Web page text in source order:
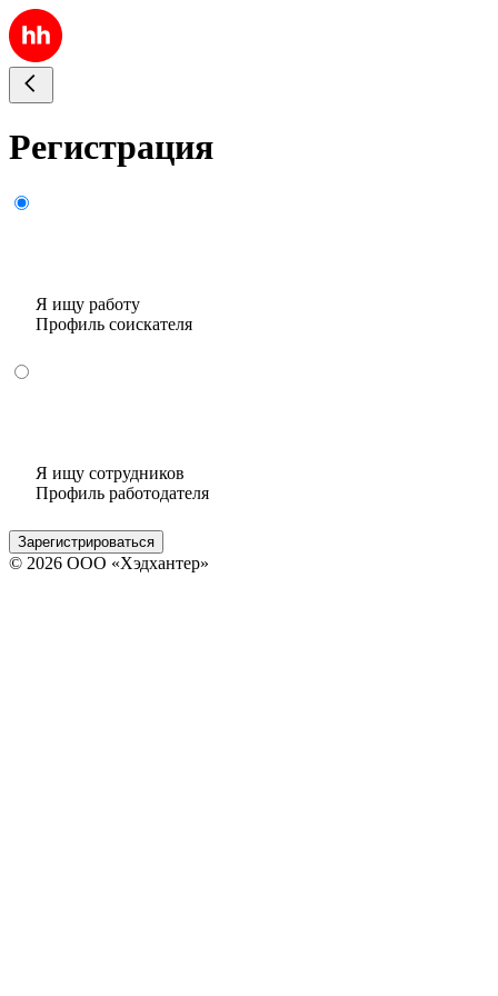
Регистрация
Я ищу работу
Профиль соискателя
Я ищу сотрудников
Профиль работодателя
Зарегистрироваться
© 2026 ООО «Хэдхантер»